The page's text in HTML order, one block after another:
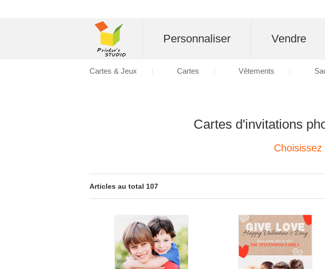
Cartes d'invitations
Articles au total 107
Personnaliser Vendre
Cartes & Jeux Cartes Vêtements